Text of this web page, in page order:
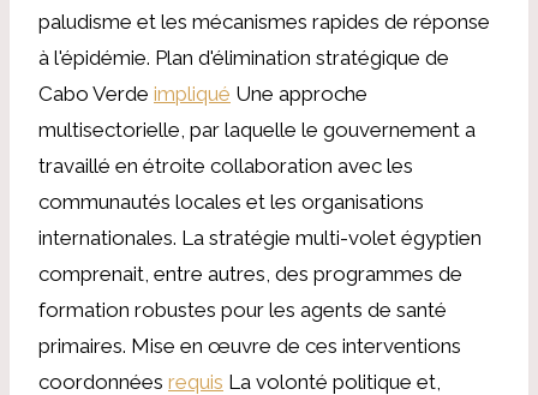
paludisme et les mécanismes rapides de réponse
à l'épidémie. Plan d'élimination stratégique de
Cabo Verde impliqué Une approche
multisectorielle, par laquelle le gouvernement a
travaillé en étroite collaboration avec les
communautés locales et les organisations
internationales. La stratégie multi-volet égyptien
comprenait, entre autres, des programmes de
formation robustes pour les agents de santé
primaires. Mise en œuvre de ces interventions
coordonnées requis La volonté politique et,